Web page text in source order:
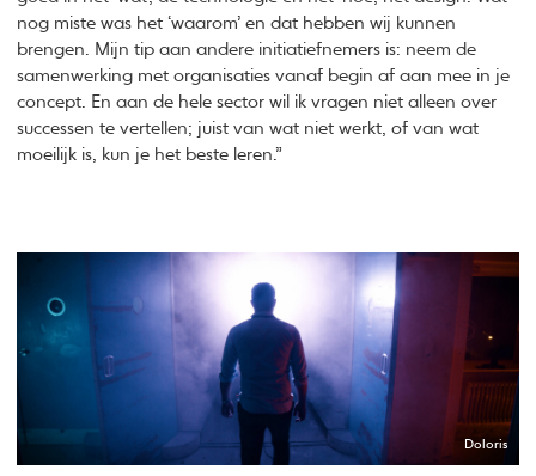
nog miste was het ‘waarom’ en dat hebben wij kunnen
brengen. Mijn tip aan andere initiatiefnemers is: neem de
samenwerking met organisaties vanaf begin af aan mee in je
concept. En aan de hele sector wil ik vragen niet alleen over
successen te vertellen; juist van wat niet werkt, of van wat
moeilijk is, kun je het beste leren.”
Doloris